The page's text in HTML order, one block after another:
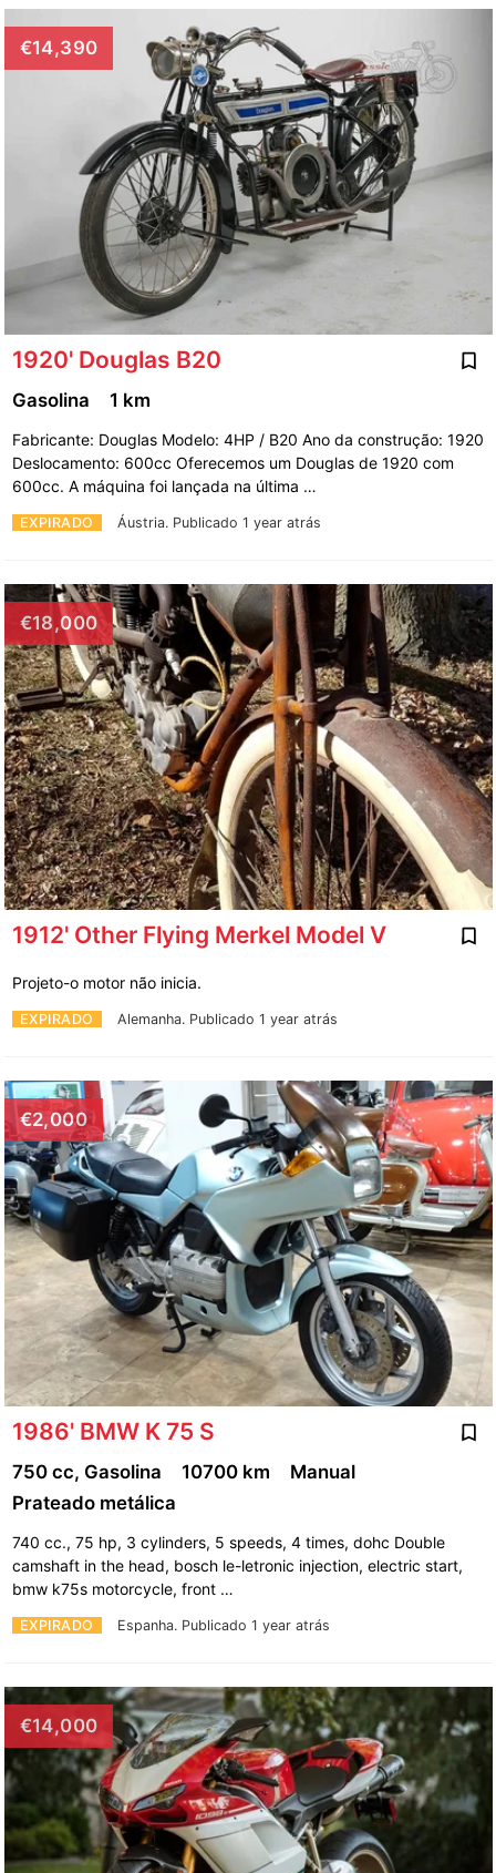
€14,390
1920' Douglas B20
EXPIRADO Áustria. Publicado 1 year atrás
Gasolina 1 km
Fabricante: Douglas Modelo: 4HP / B20 Ano da construção: 1920
Deslocamento: 600cc Oferecemos um Douglas de 1920 com
600cc. A máquina foi lançada na última …
€18,000
1912' Other Flying Merkel Model V
EXPIRADO Alemanha. Publicado 1 year atrás
Projeto-o motor não inicia.
€2,000
1986' BMW K 75 S
EXPIRADO Espanha. Publicado 1 year atrás
750 cc, Gasolina 10700 km
Manual
Prateado metálica
740 cc., 75 hp, 3 cylinders, 5 speeds, 4 times, dohc Double
camshaft in the head, bosch le-letronic injection, electric start,
bmw k75s motorcycle, front …
€14,000